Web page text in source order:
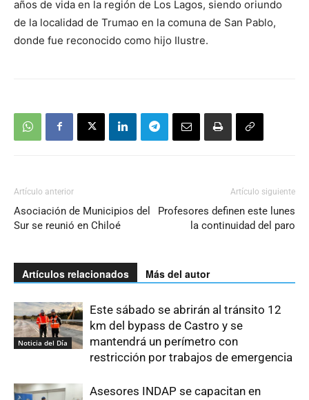
años de vida en la región de Los Lagos, siendo oriundo
de la localidad de Trumao en la comuna de San Pablo,
donde fue reconocido como hijo Ilustre.
Artículo anterior
Asociación de Municipios del
Sur se reunió en Chiloé
Artículo siguiente
Profesores definen este lunes
la continuidad del paro
Artículos relacionados Más del autor
Noticia del Día
Este sábado se abrirán al tránsito 12
km del bypass de Castro y se
mantendrá un perímetro con
restricción por trabajos de emergencia
Asesores INDAP se capacitan en